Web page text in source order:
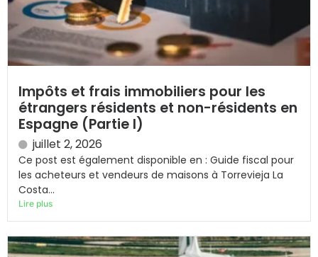
Impôts et frais immobiliers pour les
étrangers résidents et non-résidents en
Espagne (Partie I)
juillet 2, 2026
Ce post est également disponible en : Guide fiscal pour
les acheteurs et vendeurs de maisons à Torrevieja La
Costa...
Lire plus